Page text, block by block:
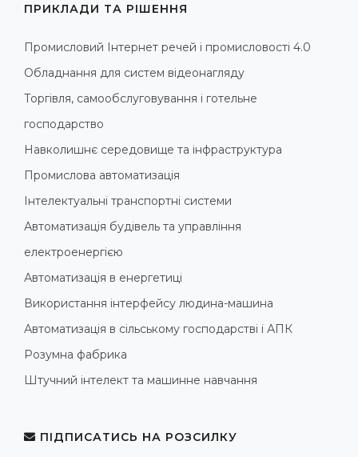
ПРИКЛАДИ ТА РІШЕННЯ
Промисловий Інтернет речей і промисловості 4.0
Обладнання для систем відеонагляду
Торгівля, самообслуговування і готельне
господарство
Навколишнє середовище та інфраструктура
Промислова автоматизація
Інтелектуальні транспортні системи
Автоматизація будівель та управління
електроенергією
Автоматизація в енергетиці
Використання інтерфейсу людина-машина
Автоматизація в сільському господарстві і АПК
Розумна фабрика
Штучний інтелект та машинне навчання
ПІДПИСАТИСЬ НА РОЗСИЛКУ